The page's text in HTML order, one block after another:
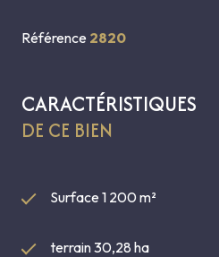
Référence 2820
CARACTÉRISTIQUES
DE CE BIEN
Surface 1 200 m²
terrain 30,28 ha